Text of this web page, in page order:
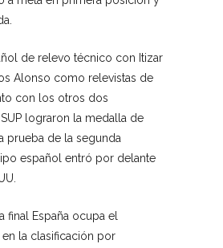
de relevo técnico con Itizar
Alonso como relevistas de
con los otros dos
lograron la medalla de
prueba de la segunda
español entró por delante
final España ocupa el
la clasificación por